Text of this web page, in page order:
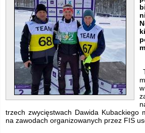
trzech zwycięstwach Dawida
na zawodach organizowanych przez FIS